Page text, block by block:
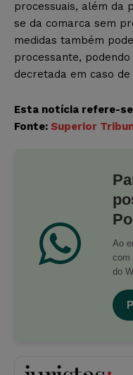
processuais, além da
se da comarca sem
medidas também
processante,
decretada em caso
Esta notícia refere-
Fonte: Superior
Ao
com
do